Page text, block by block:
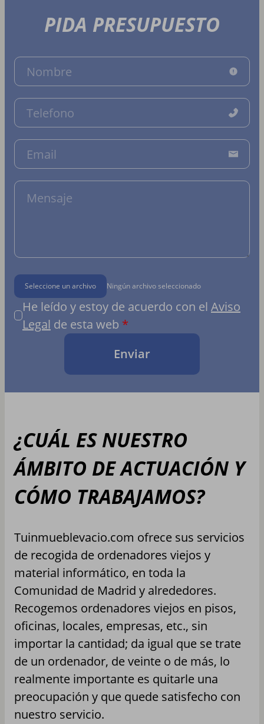
PIDA PRESUPUESTO
Seleccione un archivo Ningún archivo seleccionado
He leído y estoy de acuerdo con el Aviso
Legal de esta web
Enviar
¿CUÁL ES NUESTRO
ÁMBITO DE ACTUACIÓN Y
CÓMO TRABAJAMOS?
Tuinmueblevacio.com ofrece sus servicios
de recogida de ordenadores viejos y
material informático, en toda la
Comunidad de Madrid y alrededores.
Recogemos ordenadores viejos en pisos,
oficinas, locales, empresas, etc., sin
importar la cantidad; da igual que se trate
de un ordenador, de veinte o de más, lo
realmente importante es quitarle una
preocupación y que quede satisfecho con
nuestro servicio.